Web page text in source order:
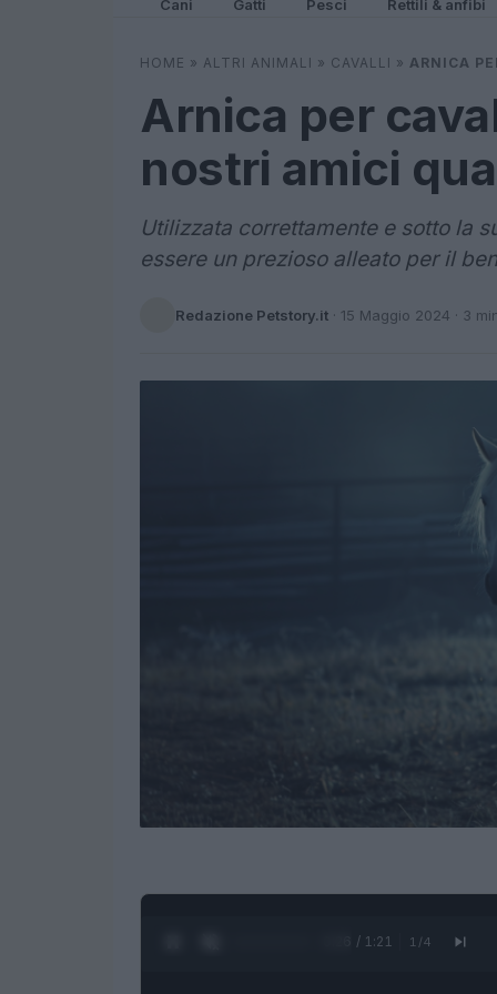
Cani Gatti Pesci Rettili & anfibi
HOME » ALTRI ANIMALI » CAVALLI » ARNICA
Arnica per
nostri amici
Utilizzata correttamente e sotto la
essere un prezioso alleato per il
Redazione Petstory.it · 15 Maggio 2024 · 3
0:27 / 1:21 1 /4